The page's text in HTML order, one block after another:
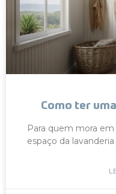
Como ter
Para quem mora
espaço da